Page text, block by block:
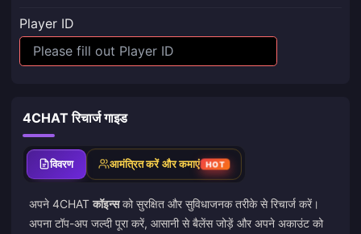
Player ID
4CHAT रिचार्ज गाइड
विवरण आमंत्रित करें और कमाएं HOT
अपने 4CHATकॉइन्सको सुरक्षित और सुविधाजनक तरीके से रिचार्ज करें।
अपना टॉप-अप जल्दी पूरा करें, आसानी से बैलेंस जोड़ें और अपने अकाउंट को